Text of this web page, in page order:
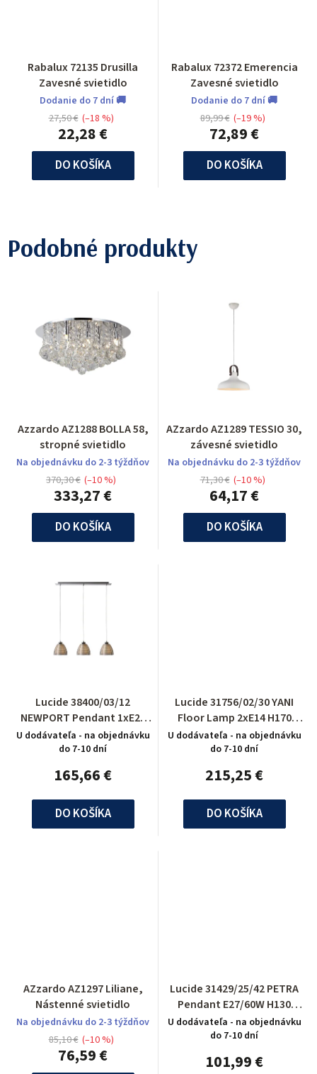
Rabalux 72135 Drusilla
Zavesné svietidlo
Dodanie do 7 dní 🚚
22,28 €
27,50 € (–18 %)
DO KOŠÍKA
Rabalux 72372 Emerencia
Zavesné svietidlo
Dodanie do 7 dní 🚚
72,89 €
89,99 € (–19 %)
DO KOŠÍKA
Podobné produkty
Azzardo AZ1288 BOLLA 58,
stropné svietidlo
Na objednávku do 2-3 týždňov
333,27 €
370,30 € (–10 %)
DO KOŠÍKA
AZzardo AZ1289 TESSIO 30,
závesné svietidlo
Na objednávku do 2-3 týždňov
64,17 €
71,30 € (–10 %)
DO KOŠÍKA
Lucide 38400/03/12
NEWPORT Pendant 1xE27
H120 L80cm Silver
U dodávateľa - na objednávku
do 7-10 dní
165,66 €
DO KOŠÍKA
Lucide 31756/02/30 YANI
Floor Lamp 2xE14 H170
D40cm Black
U dodávateľa - na objednávku
do 7-10 dní
215,25 €
DO KOŠÍKA
AZzardo AZ1297 Liliane,
Nástenné svietidlo
Na objednávku do 2-3 týždňov
76,59 €
85,10 € (–10 %)
Lucide 31429/25/42 PETRA
Pendant E27/60W H130
D26,5cm Gold/Yello
U dodávateľa - na objednávku
do 7-10 dní
101,99 €